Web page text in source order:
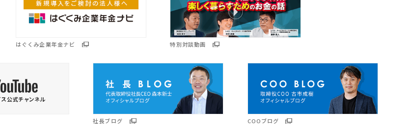
はぐくみ企業年金ナビ 特別対談動画
社長ブログ COOブログ